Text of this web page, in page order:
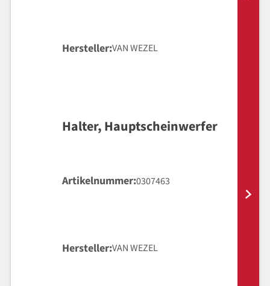
Hersteller VAN WEZEL
Halter, Hauptscheinwerfer
Artikelnummer 0307463
Hersteller VAN WEZEL